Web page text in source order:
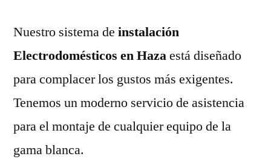
Nuestro sistema de instalación
Electrodomésticos en Hazaestá diseñado
para complacer los gustos más exigentes.
Tenemos un moderno servicio de asistencia
para el montaje de cualquier equipo de la
gama blanca.